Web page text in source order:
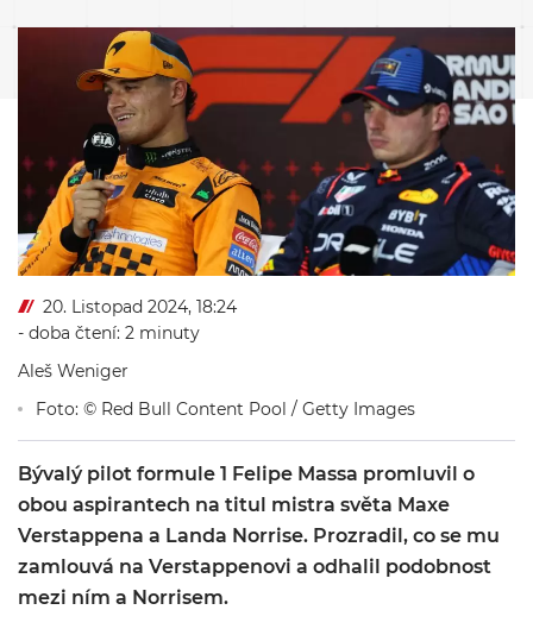
20. Listopad 2024, 18:24
- doba čtení: 2 minuty
Aleš Weniger
Foto: © Red Bull Content Pool / Getty Images
Bývalý pilot formule 1 Felipe Massa promluvil o
obou aspirantech na titul mistra světa Maxe
Verstappena a Landa Norrise. Prozradil, co se mu
zamlouvá na Verstappenovi a odhalil podobnost
mezi ním a Norrisem.